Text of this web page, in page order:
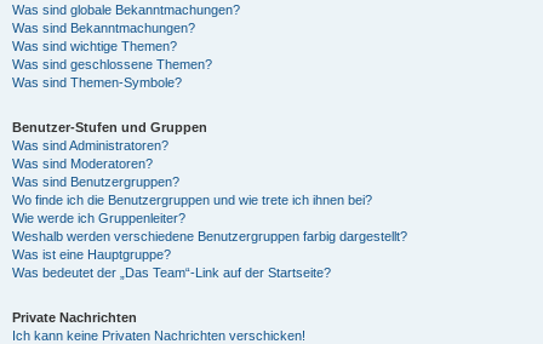
Was sind globale Bekanntmachungen?
Was sind Bekanntmachungen?
Was sind wichtige Themen?
Was sind geschlossene Themen?
Was sind Themen-Symbole?
Benutzer-Stufen und Gruppen
Was sind Administratoren?
Was sind Moderatoren?
Was sind Benutzergruppen?
Wo finde ich die Benutzergruppen und wie trete ich ihnen bei?
Wie werde ich Gruppenleiter?
Weshalb werden verschiedene Benutzergruppen farbig dargestellt?
Was ist eine Hauptgruppe?
Was bedeutet der „Das Team“-Link auf der Startseite?
Private Nachrichten
Ich kann keine Privaten Nachrichten verschicken!